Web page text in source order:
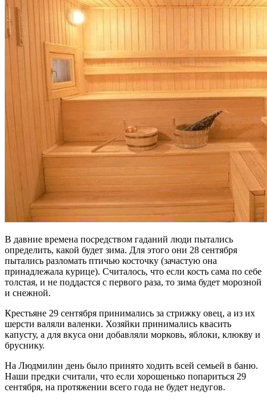
В давние времена посредством гаданий люди пытались
определить, какой будет зима. Для этого они 28 сентября
пытались разломать птичью косточку (зачастую она
принадлежала курице). Считалось, что если кость сама по себе
толстая, и не поддастся с первого раза, то зима будет морозной
и снежной.
Крестьяне 29 сентября принимались за стрижку овец, а из их
шерсти валяли валенки. Хозяйки принимались квасить
капусту, а для вкуса они добавляли морковь, яблоки, клюкву и
бруснику.
На Людмилин день было принято ходить всей семьей в баню.
Наши предки считали, что если хорошенько попариться 29
сентября, на протяжении всего года не будет недугов.